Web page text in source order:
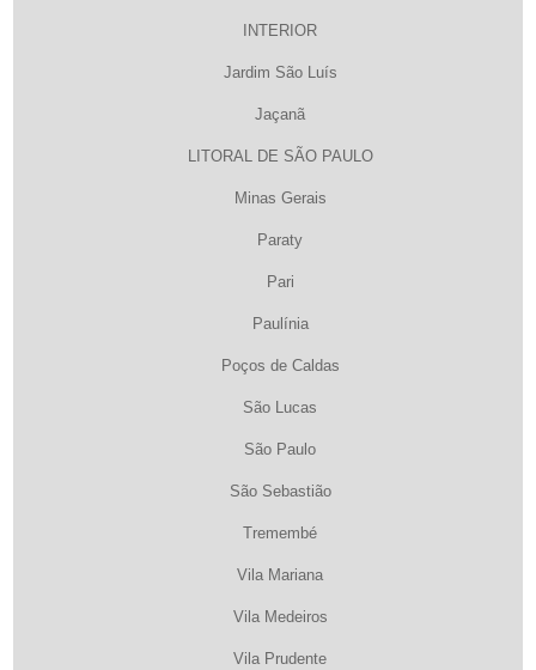
INTERIOR
Jardim São Luís
Jaçanã
LITORAL DE SÃO PAULO
Minas Gerais
Paraty
Pari
Paulínia
Poços de Caldas
São Lucas
São Paulo
São Sebastião
Tremembé
Vila Mariana
Vila Medeiros
Vila Prudente